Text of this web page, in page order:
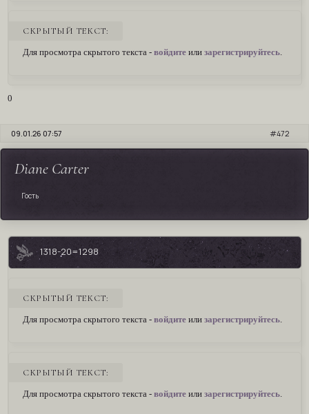
СКРЫТЫЙ ТЕКСТ:
Для просмотра скрытого текста - войдите или зарегистрируйтесь.
0
472
09.01.26 07:57
Diane Carter
Гость
1318-20=1298
СКРЫТЫЙ ТЕКСТ:
Для просмотра скрытого текста - войдите или зарегистрируйтесь.
СКРЫТЫЙ ТЕКСТ:
Для просмотра скрытого текста - войдите или зарегистрируйтесь